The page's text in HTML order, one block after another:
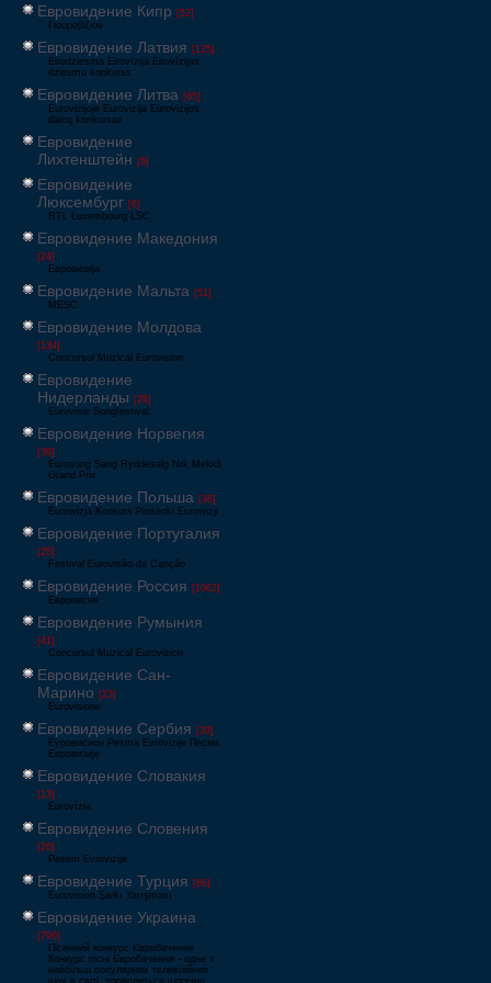
Евровидение Кипр [52]
Γιουροβίζιον
Евровидение Латвия [125]
Eirodziesma Eirovīzija Eirovīzijas
dziesmu konkurss
Евровидение Литва [65]
Eurovizijoje Eurovizija Eurovizijos
dainų konkursas
Евровидение
Лихтенштейн [6]
Евровидение
Люксембург [6]
RTL Luxembourg LSC
Евровидение Македония
[24]
Евровизија
Евровидение Мальта [51]
MESC
Евровидение Молдова
[134]
Concursul Muzical Eurovision
Евровидение
Нидерланды [26]
Eurovisie Songfestival
Евровидение Норвегия
[39]
Eurosong Sang Ryddesalg Nrk Melodi
Grand Prix
Евровидение Польша [36]
Eurowizja Konkurs Piosenki Eurowizji
Евровидение Португалия
[25]
Festival Eurovisão da Canção
Евровидение Россия [1062]
Европесня
Евровидение Румыния
[41]
Concursul Muzical Eurovision
Евровидение Сан-
Марино [23]
Eurovisione
Евровидение Сербия [39]
Еуровисион Pesma Evrovizije Песма
Евровизије
Евровидение Словакия
[13]
Eurovízia
Евровидение Словения
[26]
Pesem Evrovizije
Евровидение Турция [66]
Eurovision Şarkı Yarışması
Евровидение Украина
[796]
Пісенний конкурс Євробачення
Конкурс пісні Євробачення - одне з
найбільш популярних телевізійних
шоу в світі, проводиться щорічно,